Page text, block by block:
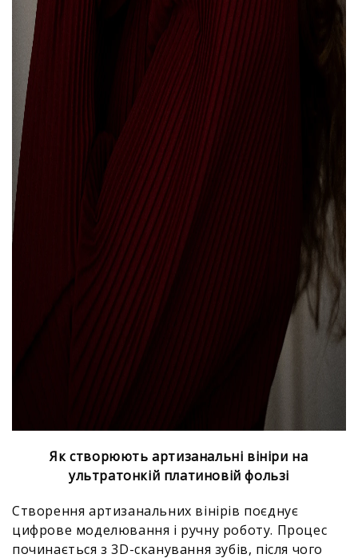
Як створюють артизанальні вініри на
ультратонкій платиновій фользі
Створення артизанальних вінірів поєднує
цифрове моделювання і ручну роботу. Процес
починається з 3D-сканування зубів, після чого